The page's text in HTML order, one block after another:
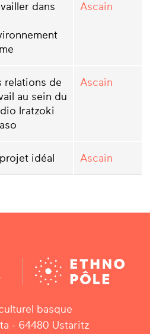
dans
Ascain
relations de
au sein du
Iratzoki
Ascain
idéal Ascain
basque
- 64480 Ustaritz